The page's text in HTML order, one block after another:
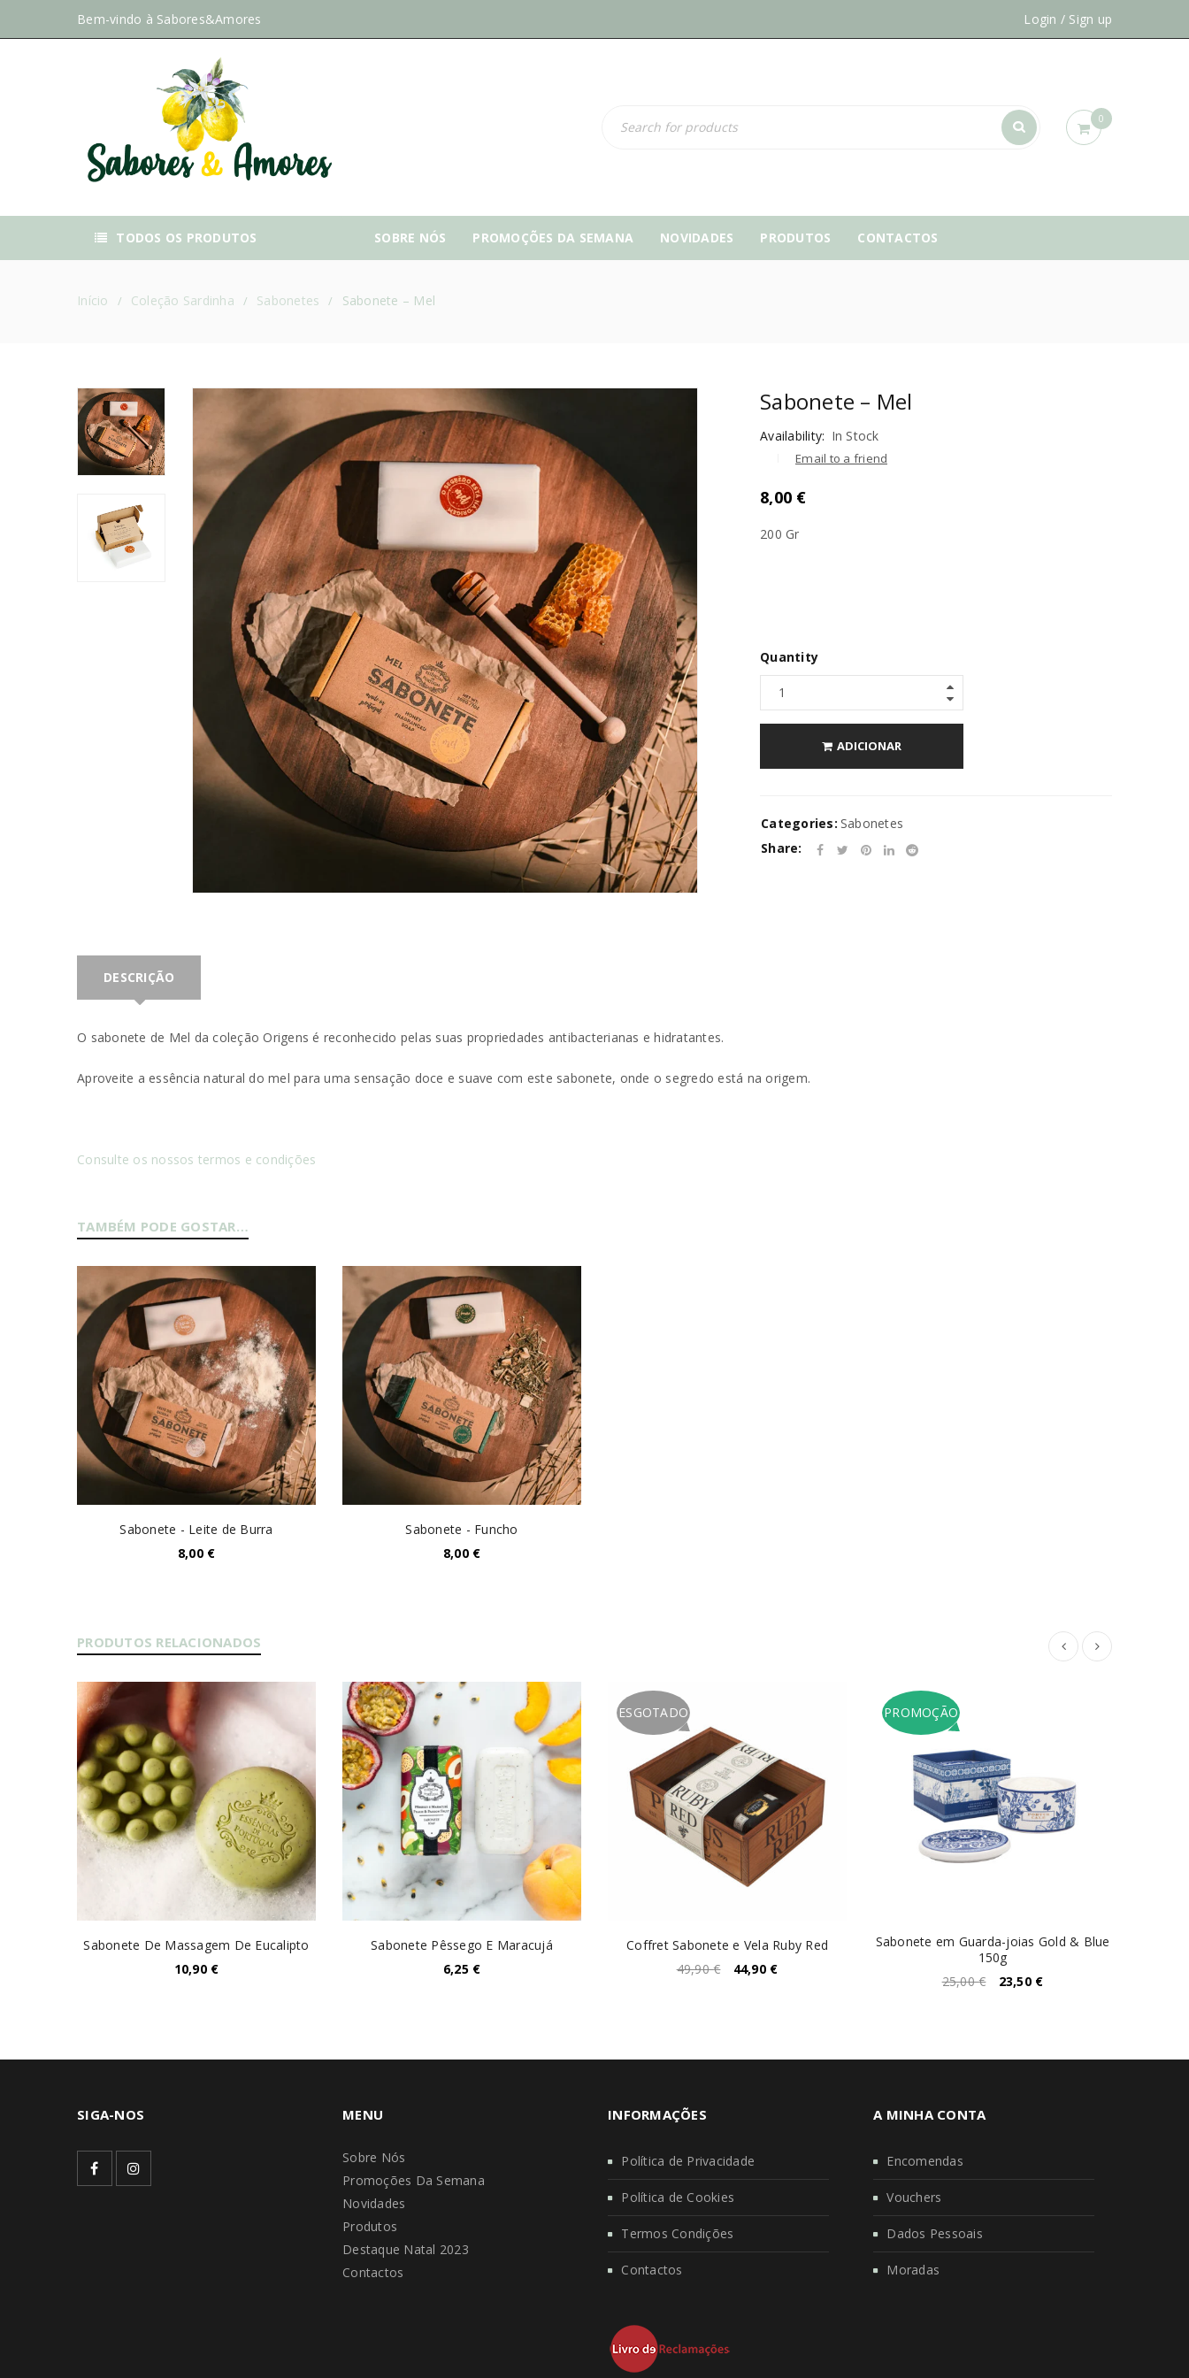
Senha*
Manter sessão
INICIAR SESSÃO
PERDEU A SUA SENHA?
Bem-vindo à Sabores&Amores Login / Sign up
0
TODOS OS PRODUTOS SOBRE NÓS PROMOÇÕES DA SEMANA NOVIDADES PRODUTOS CONTACTOS
Início / Coleção Sardinha / Sabonetes / Sabonete – Mel
Sabonete – Mel
Availability: In Stock
Email to a friend
8,00 €
200 Gr
Quantity
ADICIONAR
Categories: Sabonetes
Share:
DESCRIÇÃO
O sabonete de Mel da coleção Origens é reconhecido pelas suas propriedades antibacterianas e hidratantes.
Aproveite a essência natural do mel para uma sensação doce e suave com este sabonete, onde o segredo está na origem.
Consulte os nossos termos e condições
TAMBÉM PODE GOSTAR…
Sabonete - Leite de Burra
8,00 €
Sabonete - Funcho
8,00 €
PRODUTOS RELACIONADOS
Sabonete De Massagem De Eucalipto
10,90 €
Sabonete Pêssego E Maracujá
6,25 €
ESGOTADO
Coffret Sabonete e Vela Ruby Red
49,90€ 44,90 €
PROMOÇÃO
Sabonete em Guarda-joias Gold & Blue
150g
25,00€ 23,50 €
SIGA-NOS MENU
Sobre Nós
Promoções Da Semana
Novidades
Produtos
Destaque Natal 2023
Contactos
INFORMAÇÕES
Política de Privacidade
Política de Cookies
Termos Condições
Contactos
A MINHA CONTA
Encomendas
Vouchers
Dados Pessoais
Moradas